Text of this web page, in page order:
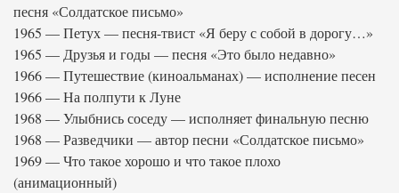
песня «Солдатское письмо»
1965 — Петух — песня-твист «Я беру с собой в дорогу…»
1965 — Друзья и годы — песня «Это было недавно»
1966 — Путешествие (киноальманах) — исполнение песен
1966 — На полпути к Луне
1968 — Улыбнись соседу — исполняет финальную песню
1968 — Разведчики — автор песни «Солдатское письмо»
1969 — Что такое хорошо и что такое плохо
(анимационный)